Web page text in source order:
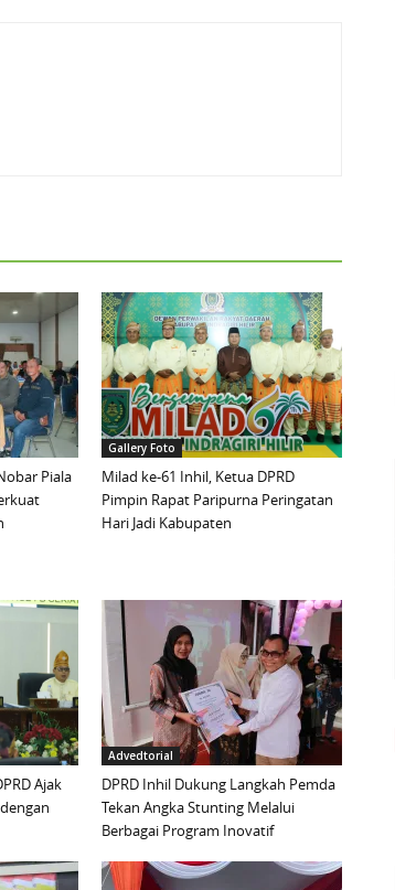
Piala
Gallery Foto
Milad ke-61 Inhil, Ketua DPRD
Pimpin Rapat Paripurna Peringatan
Hari Jadi Kabupaten
Ajak
Advedtorial
DPRD Inhil Dukung Langkah Pemda
Tekan Angka Stunting Melalui
Berbagai Program Inovatif